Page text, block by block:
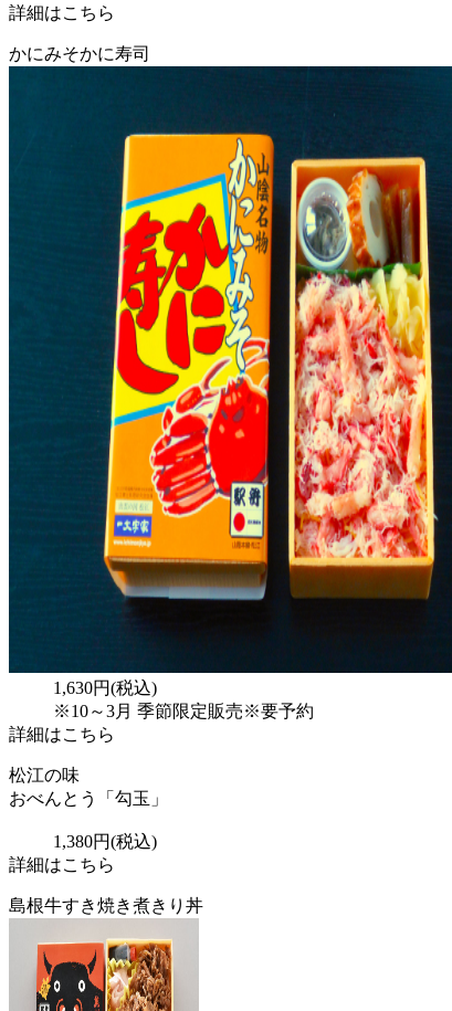
詳細はこちら
かにみそかに寿司
1,630円(税込)
※10～3月 季節限定販売※要予約
詳細はこちら
松江の味
おべんとう「勾玉」
1,380円(税込)
詳細はこちら
島根牛すき焼き煮きり丼